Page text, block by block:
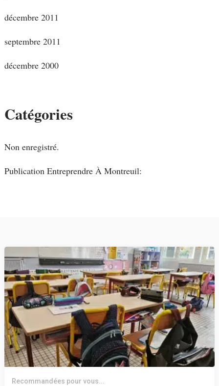
décembre 2011
septembre 2011
décembre 2000
Catégories
Non enregistré.
Publication Entreprendre À Montreuil:
Recommandées pour vous...